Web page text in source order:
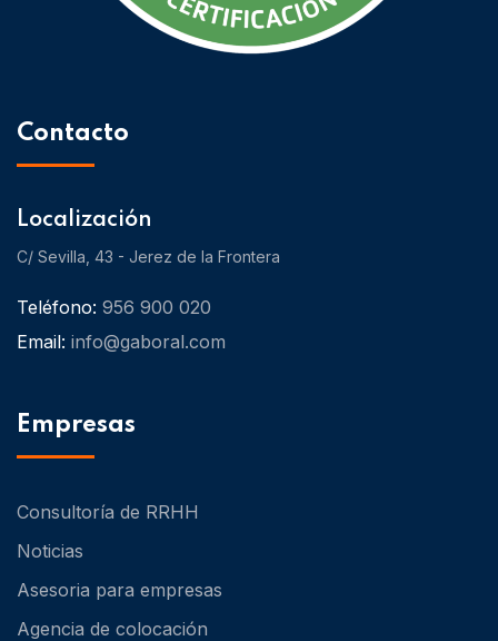
Contacto
Localización
C/ Sevilla, 43 - Jerez de la Frontera
Teléfono: 956 900 020
Email: info@gaboral.com
Empresas
Consultoría de RRHH
Noticias
Asesoria para empresas
Agencia de colocación